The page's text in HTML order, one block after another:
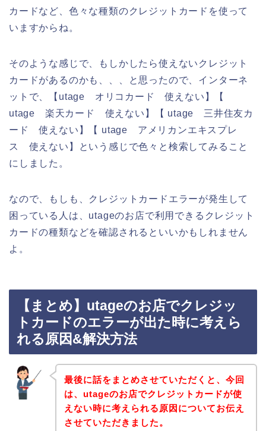
カードなど、色々な種類のクレジットカードを使って
いますからね。
そのような感じで、もしかしたら使えないクレジット
カードがあるのかも、、、と思ったので、インターネ
ットで、【utage オリコカード 使えない】【
utage 楽天カード 使えない】【 utage 三井住友カ
ード 使えない】【 utage アメリカンエキスプレ
ス 使えない】という感じで色々と検索してみること
にしました。
なので、もしも、クレジットカードエラーが発生して
困っている人は、utageのお店で利用できるクレジット
カードの種類などを確認されるといいかもしれません
よ。
【まとめ】utageのお店でクレジッ
トカードのエラーが出た時に考えら
れる原因&解決方法
最後に話をまとめさせていただくと、今回
は、utageのお店でクレジットカードが使
えない時に考えられる原因についてお伝え
させていただきました。